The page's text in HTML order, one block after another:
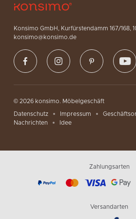
unsere benutzerfreundliche Website die
macht.
Möbel im Jugendstil
Es gibt viele verschiedene Stile von
modern, traditionell und rustikal. Es ist
strapazierfähiger und langlebiger als Möbel
Teens – Konsimo-
Die Konsimo-Möbelkollektion wurde speziell
entwickelt. Sie umfasst Schlafzimmermöbel,
Konsimo GmbH, Kurfürstendamm 167/168,
konsimo@konsimo.de
© 2026 konsimo. Möbelgeschäft
Datenschutz Impressum
Nachrichten
Idee
Zahlungsarten
Versandarten